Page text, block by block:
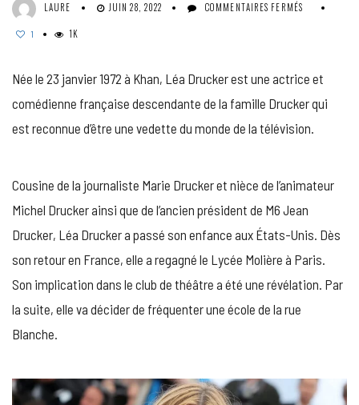
LAURE JUIN 28, 2022 COMMENTAIRES FERMÉS
LA
CHIRURGIE
ESTHÉTIQUE
?
!
1 1K
Née le 23 janvier 1972 à Khan, Léa Drucker est une actrice et
comédienne française descendante de la famille Drucker qui
est reconnue d’être une vedette du monde de la télévision.
Cousine de la journaliste Marie Drucker et nièce de l’animateur
Michel Drucker ainsi que de l’ancien président de M6 Jean
Drucker, Léa Drucker a passé son enfance aux États-Unis. Dès
son retour en France, elle a regagné le Lycée Molière à Paris.
Son implication dans le club de théâtre a été une révélation. Par
la suite, elle va décider de fréquenter une école de la rue
Blanche.